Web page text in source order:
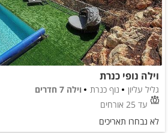
וילה נופי כנרת
גליל עליון נוף כנרת
וילה 7 חדרים
עד 25 אורחים
לא נבחרו תאריכים